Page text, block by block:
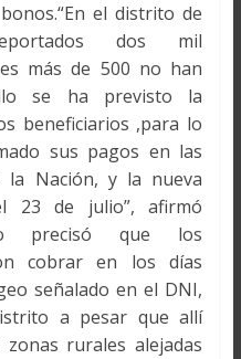
el distrito de
dos mil
más de 500 no han
se ha previsto la
beneficiarios ,para lo
sus pagos en las
la Nación, y la nueva
23 de julio”, afirmó
precisó que los
cobrar en los días
señalado en el DNI,
a pesar que allí
rurales alejadas